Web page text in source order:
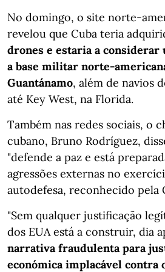
No domingo, o site norte-
revelou que Cuba teria
drones e estaria a considerar
a base militar norte-
Guantánamo, além de navios
até Key West, na Florida.
Também nas redes sociais, o
cubano, Bruno Rodríguez,
"defende a paz e está
agressões externas no
autodefesa, reconhecido pela
"Sem qualquer justificação
dos EUA está a construir, dia
narrativa fraudulenta para
económica implacável contra